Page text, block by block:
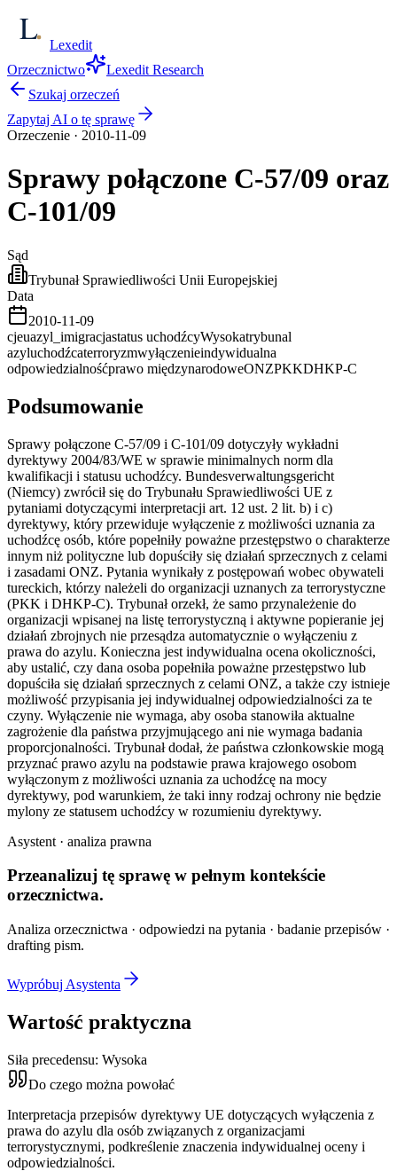
Lexedit
Orzecznictwo
Lexedit Research
Szukaj orzeczeń
Zapytaj AI o tę sprawę
Orzeczenie · 2010-11-09
Sprawy połączone C-57/09 oraz
C-101/09
Sąd
Trybunał Sprawiedliwości Unii Europejskiej
Data
2010-11-09
cjeuazyl_imigracjastatus uchodźcyWysokatrybunal
azyluchodźcaterroryzmwyłączenieindywidualna
odpowiedzialnośćprawo międzynarodoweONZPKKDHKP-C
Podsumowanie
Sprawy połączone C-57/09 i C-101/09 dotyczyły wykładni
dyrektywy 2004/83/WE w sprawie minimalnych norm dla
kwalifikacji i statusu uchodźcy. Bundesverwaltungsgericht
(Niemcy) zwrócił się do Trybunału Sprawiedliwości UE z
pytaniami dotyczącymi interpretacji art. 12 ust. 2 lit. b) i c)
dyrektywy, który przewiduje wyłączenie z możliwości uznania za
uchodźcę osób, które popełniły poważne przestępstwo o charakterze
innym niż polityczne lub dopuściły się działań sprzecznych z celami
i zasadami ONZ. Pytania wynikały z postępowań wobec obywateli
tureckich, którzy należeli do organizacji uznanych za terrorystyczne
(PKK i DHKP-C). Trybunał orzekł, że samo przynależenie do
organizacji wpisanej na listę terrorystyczną i aktywne popieranie jej
działań zbrojnych nie przesądza automatycznie o wyłączeniu z
prawa do azylu. Konieczna jest indywidualna ocena okoliczności,
aby ustalić, czy dana osoba popełniła poważne przestępstwo lub
dopuściła się działań sprzecznych z celami ONZ, a także czy istnieje
możliwość przypisania jej indywidualnej odpowiedzialności za te
czyny. Wyłączenie nie wymaga, aby osoba stanowiła aktualne
zagrożenie dla państwa przyjmującego ani nie wymaga badania
proporcjonalności. Trybunał dodał, że państwa członkowskie mogą
przyznać prawo azylu na podstawie prawa krajowego osobom
wyłączonym z możliwości uznania za uchodźcę na mocy
dyrektywy, pod warunkiem, że taki inny rodzaj ochrony nie będzie
mylony ze statusem uchodźcy w rozumieniu dyrektywy.
Asystent · analiza prawna
Przeanalizuj tę sprawę w pełnym kontekście
orzecznictwa.
Analiza orzecznictwa · odpowiedzi na pytania · badanie przepisów ·
drafting pism.
Wypróbuj Asystenta
Wartość praktyczna
Siła precedensu: Wysoka
Do czego można powołać
Interpretacja przepisów dyrektywy UE dotyczących wyłączenia z
prawa do azylu dla osób związanych z organizacjami
terrorystycznymi, podkreślenie znaczenia indywidualnej oceny i
odpowiedzialności.